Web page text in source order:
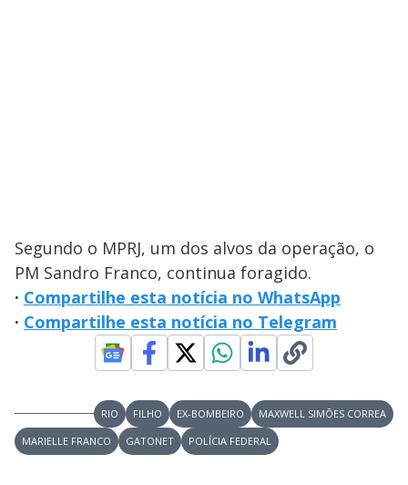
Segundo o MPRJ, um dos alvos da operação, o
PM Sandro Franco, continua foragido.
· Compartilhe esta notícia no WhatsApp
· Compartilhe esta notícia no Telegram
RIO FILHO EX-BOMBEIRO
MAXWELL SIMÕES CORREA
MARIELLE FRANCO
GATONET POLÍCIA FEDERAL